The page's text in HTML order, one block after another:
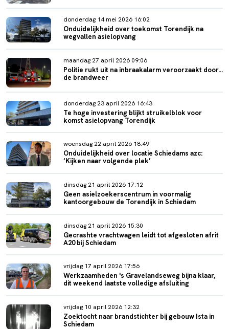
donderdag 14 mei 2026 16:02
Onduidelijkheid over toekomst Torendijk na
wegvallen asielopvang
maandag 27 april 2026 09:06
Politie rukt uit na inbraakalarm veroorzaakt door...
de brandweer
donderdag 23 april 2026 16:43
Te hoge investering blijkt struikelblok voor
komst asielopvang Torendijk
woensdag 22 april 2026 18:49
Onduidelijkheid over locatie Schiedams azc:
‘Kijken naar volgende plek’
dinsdag 21 april 2026 17:12
Geen asielzoekerscentrum in voormalig
kantoorgebouw de Torendijk in Schiedam
dinsdag 21 april 2026 15:30
Gecrashte vrachtwagen leidt tot afgesloten afrit
A20 bij Schiedam
vrijdag 17 april 2026 17:56
Werkzaamheden 's Gravelandseweg bijna klaar,
dit weekend laatste volledige afsluiting
vrijdag 10 april 2026 12:32
Zoektocht naar brandstichter bij gebouw Ista in
Schiedam